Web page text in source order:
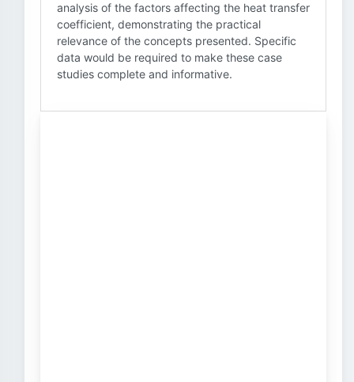
analysis of the factors affecting the heat transfer
coefficient, demonstrating the practical
relevance of the concepts presented. Specific
data would be required to make these case
studies complete and informative.